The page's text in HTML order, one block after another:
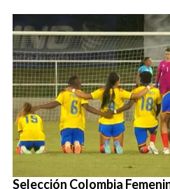
Selección Colombia